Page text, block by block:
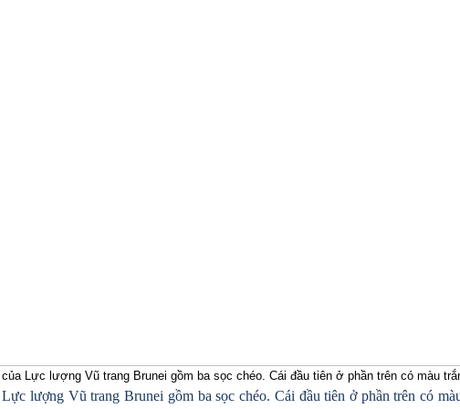
Lực lượng Vũ trang Brunei gồm ba sọc chéo. Cái đầu tiên ở phần trên có màu
lượng Vũ trang Brunei gồm ba sọc chéo. Cái đầu tiên ở phần trên có